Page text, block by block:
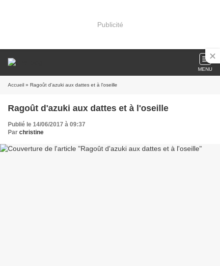
Publicité
MENU
Accueil » Ragoût d'azuki aux dattes et à l'oseille
Ragoût d'azuki aux dattes et à l'oseille
Publié le 14/06/2017 à 09:37
Par christine